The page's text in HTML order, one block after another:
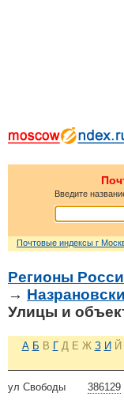
Введите
Почтовые индексы г
Регионы
→
Улицы и
А Б В Г Д Е Ж З И Й
386129
ул Свободы